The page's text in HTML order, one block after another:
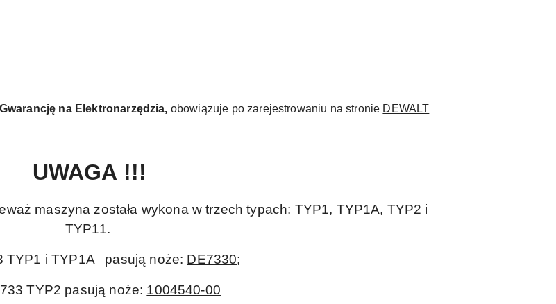
na Elektronarzędzia, obowiązuje po zarejestrowaniu na stronie DEWALT
UWAGA !!!
maszyna została wykona w trzech typach: TYP1, TYP1A, TYP2 i
TYP11.
TYP1 i TYP1A pasują noże: DE7330;
TYP2 pasują noże: 1004540-00